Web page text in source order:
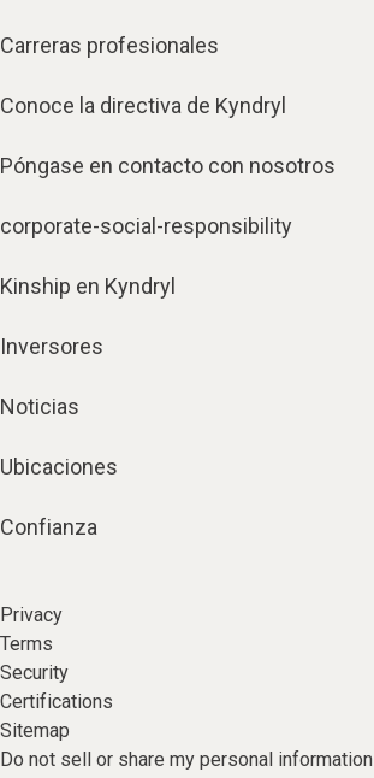
Carreras profesionales
Conoce la directiva de Kyndryl
Póngase en contacto con nosotros
corporate-social-responsibility
Kinship en Kyndryl
Inversores
Noticias
Ubicaciones
Confianza
Privacy
Terms
Security
Certifications
Sitemap
Do not sell or share my personal information